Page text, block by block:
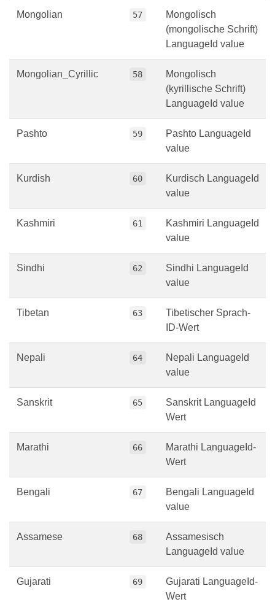
Mongolian 57
Mongolisch
(mongolische Schrift)
LanguageId value
Mongolian_Cyrillic 58
Mongolisch
(kyrillische Schrift)
LanguageId value
Pashto 59
Pashto LanguageId
value
Kurdish 60
Kurdisch LanguageId
value
Kashmiri 61
Kashmiri LanguageId
value
Sindhi 62
Sindhi LanguageId
value
Tibetan 63
Tibetischer Sprach-
ID-Wert
Nepali 64
Nepali LanguageId
value
Sanskrit 65
Sanskrit LanguageId
Wert
Marathi 66
Marathi LanguageId-
Wert
Bengali 67
Bengali LanguageId
value
Assamese 68
Assamesisch
LanguageId value
Gujarati 69
Gujarati LanguageId-
Wert